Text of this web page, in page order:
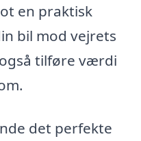
en praktisk
bil mod vejrets
tilføre værdi
det perfekte